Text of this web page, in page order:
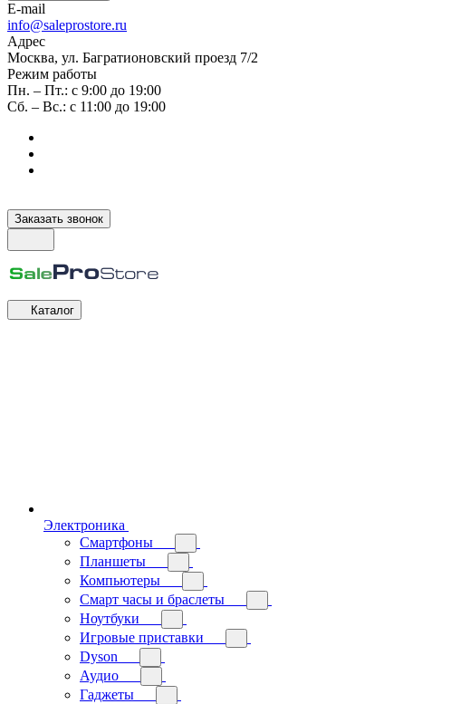
E-mail
info@saleprostore.ru
Адрес
Москва, ул. Багратионовский проезд 7/2
Режим работы
Пн. – Пт.: с 9:00 до 19:00
Сб. – Вс.: с 11:00 до 19:00
Заказать звонок
Каталог
Электроника
Смартфоны
Планшеты
Компьютеры
Смарт часы и браслеты
Ноутбуки
Игровые приставки
Dyson
Аудио
Гаджеты